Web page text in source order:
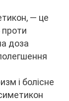
— це
проти
доза
і болісне